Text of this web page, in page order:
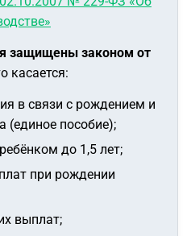
защищены законом от
касается:
в связи с рождением и
(единое пособие);
до 1,5 лет;
при рождении
выплат;